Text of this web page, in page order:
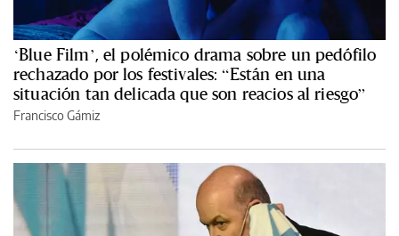
‘Blue Film’, el polémico drama sobre un pedófilo
rechazado por los festivales: “Están en una
situación tan delicada que son reacios al riesgo”
Francisco Gámiz